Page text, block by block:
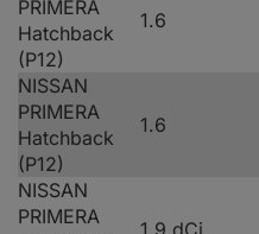
PRIMERA
Hatchback
(P12)
1.6
NISSAN
PRIMERA
Hatchback
(P12)
1.6
NISSAN
PRIMERA